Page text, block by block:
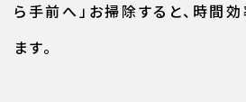
ら手前へ」お掃除すると、時間
ます。